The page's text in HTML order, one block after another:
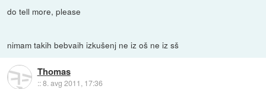
do tell more, please
nimam takih bebvaih izkušenj ne iz oš ne iz sš
Thomas
::8. avg 2011, 17:36